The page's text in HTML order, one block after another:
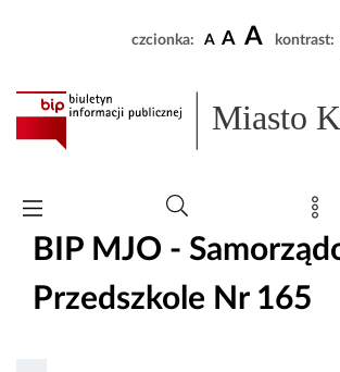
czcionka: A A A kontrast:
Miasto
BIP MJO -
Przedszkole Nr 165